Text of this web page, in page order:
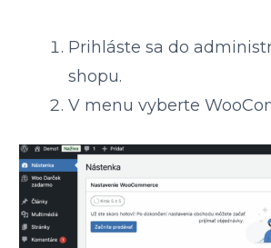
Prihláste sa do
shopu.
V menu vyberte